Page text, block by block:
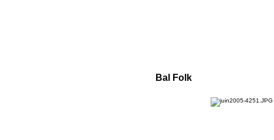
Bal Folk